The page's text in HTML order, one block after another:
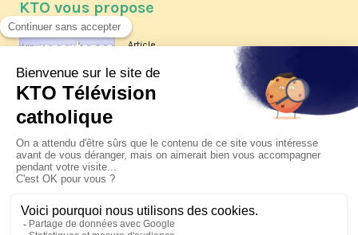
KTO vous propose
Article
Les reportages d'été 2026 de KTO
La visite pastorale du pape Léon
XIV à Assise à suivre sur KTO le
jeudi 6 août
Le pape en Uruguay, Argentine et
Pérou du 6 au 17 novembre 2026